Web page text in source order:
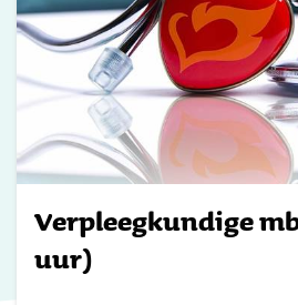
Verpleegkundige
uur)